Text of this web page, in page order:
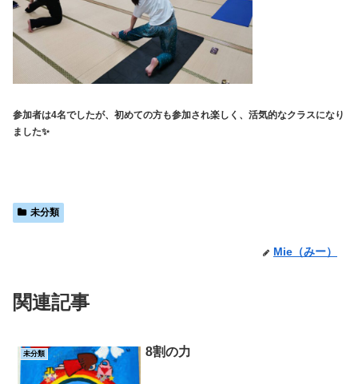
参加者は4名でしたが、初めての方も参加され楽しく、活気的なクラスになり
ました✨
未分類
Mie（みー）
関連記事
未分類 8割の力